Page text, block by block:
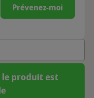
Prévenez-moi
le produit est